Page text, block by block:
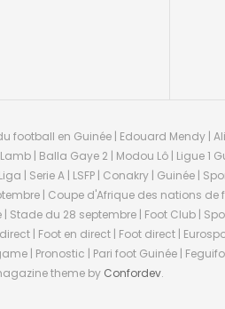
en Guinée | Edouard Mendy |
| Balla Gaye 2 | Modou Lô | Ligue 1
| Serie A | LSFP | Conakry | Guinée |
| Coupe d'Afrique des nations de
Stade du 28 septembre | Foot Club |
| Foot en direct | Foot direct |
| Pronostic | Pari foot Guinée |
theme by Confordev.